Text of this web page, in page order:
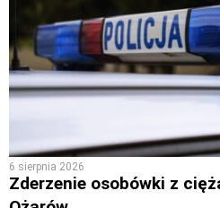
6 sierpnia 2026
Zderzenie osobówki z